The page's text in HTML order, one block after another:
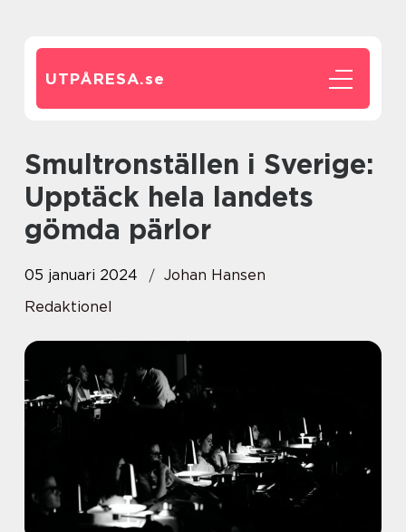
UTPÅRESA.se
Smultronställen i Sverige:
Upptäck hela landets
gömda pärlor
05 januari 2024
Johan Hansen
Redaktionel